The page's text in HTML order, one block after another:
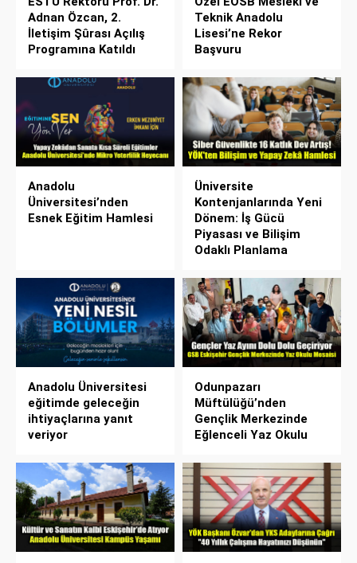
Adnan Özcan, 2.
İletişim Şûrası Açılış
Programına Katıldı
Teknik Anadolu
Lisesi’ne Rekor
Başvuru
Anadolu
Üniversitesi’nden
Esnek Eğitim Hamlesi
Üniversite
Kontenjanlarında Yeni
Dönem: İş Gücü
Piyasası ve Bilişim
Odaklı Planlama
Anadolu Üniversitesi
eğitimde geleceğin
ihtiyaçlarına yanıt
veriyor
Odunpazarı
Müftülüğü’nden
Gençlik Merkezinde
Eğlenceli Yaz Okulu